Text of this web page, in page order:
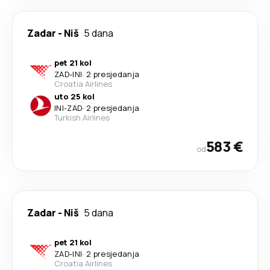
Zadar - Niš 5 dana
pet 21 kol
ZAD-INI· 2 presjedanja
Croatia Airlines
uto 25 kol
INI-ZAD· 2 presjedanja
Turkish Airlines
od583 €
Zadar - Niš 5 dana
pet 21 kol
ZAD-INI· 2 presjedanja
Croatia Airlines